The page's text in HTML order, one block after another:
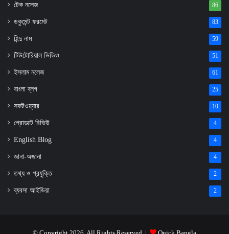
টেক নলেজ 86
ডকুমেন্ট ফরমেট 83
হিন্দু নাম 59
টিউটোরিয়াল ভিডিও 51
ইসলাম নলেজ 61
বাংলা ব্লগ 25
সফটওয়্যার 10
প্রোডাক্ট রিভিউ 4
English Blog 4
জানা-অজানা 4
তথ্য ও প্রযুক্তি 2
ব্যবসা আইডিয়া 2